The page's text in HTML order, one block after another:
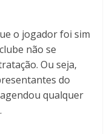
o jogador foi sim
não se
Ou seja,
do
qualquer